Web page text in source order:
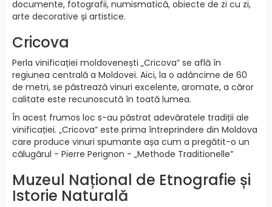
documente, fotografii, numismatică, obiecte de zi cu zi,
arte decorative și artistice.
Cricova
Perla vinificației moldovenești „Cricova” se află în
regiunea centrală a Moldovei. Aici, la o adâncime de 60
de metri, se păstrează vinuri excelente, aromate, a căror
calitate este recunoscută în toată lumea.
În acest frumos loc s-au păstrat adevăratele tradiții ale
vinificației. „Cricova” este prima întreprindere din Moldova
care produce vinuri spumante așa cum a pregătit-o un
călugărul - Pierre Perignon - „Methode Traditionelle”
Muzeul Național de Etnografie și
Istorie Naturală